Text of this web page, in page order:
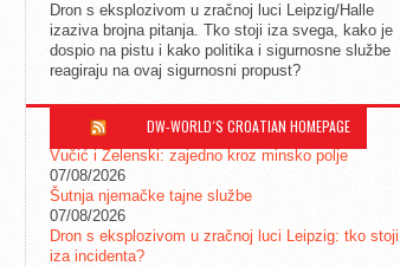
Dron s eksplozivom u zračnoj luci Leipzig/Halle
izaziva brojna pitanja. Tko stoji iza svega, kako je
dospio na pistu i kako politika i sigurnosne službe
reagiraju na ovaj sigurnosni propust?
DW-WORLD´S CROATIAN HOMEPAGE
Vučić i Zelenski: zajedno kroz minsko polje
07/08/2026
Šutnja njemačke tajne službe
07/08/2026
Dron s eksplozivom u zračnoj luci Leipzig: tko stoji
iza incidenta?